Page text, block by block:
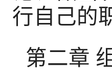
行自己的
第二章